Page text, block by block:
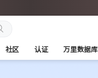
社区 认证 万里数据库